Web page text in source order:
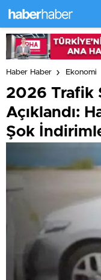
Haber Haber Ekonomi
2026 Trafik
Açıklandı:
Şok